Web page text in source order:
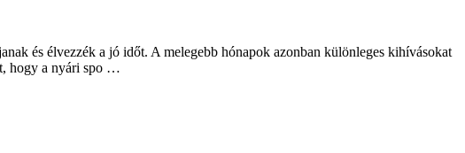
és élvezzék a jó időt. A melegebb hónapok azonban különleges kihívásokat
hogy a nyári spo …